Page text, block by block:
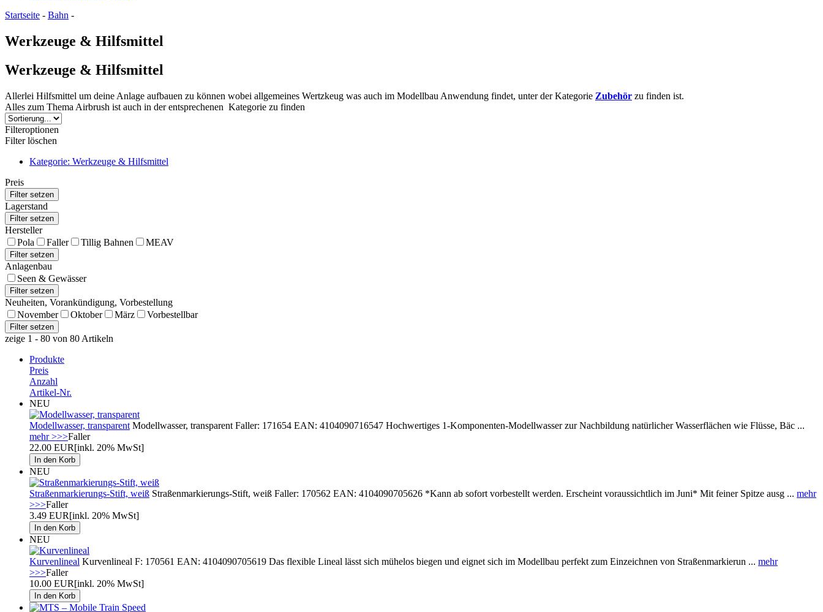
Startseite - Bahn -
Werkzeuge & Hilfsmittel
Werkzeuge & Hilfsmittel
Allerlei Hilfsmittel um deine Anlage aufbauen zu können wobei allgemeines Wertzkeug was auch im Modellbau Anwendung findet, unter der Kategorie Zubehör zu finden ist.
Alles zum Thema Airbrush ist auch in der entsprechenen Kategorie zu finden
Filteroptionen
Filter löschen
Kategorie: Werkzeuge & Hilfsmittel
Preis
Lagerstand
Hersteller
Pola
Faller Tillig Bahnen MEAV
Anlagenbau
Seen & Gewässer
Neuheiten, Vorankündigung, Vorbestellung
November
Oktober März Vorbestellbar
zeige 1 - 80 von 80 Artikeln
Produkte
Preis
Anzahl
Artikel-Nr.
NEU
Modellwasser, transparent Modellwasser, transparent Faller: 171654 EAN: 4104090716547 Hochwertiges 1-Komponenten-Modellwasser zur Nachbildung natürlicher Wasserflächen wie Flüsse, Bäc ...
mehr >>>Faller
22.00 EUR[inkl. 20% MwSt]
NEU
Straßenmarkierungs-Stift, weiß Straßenmarkierungs-Stift, weiß Faller: 170562 EAN: 4104090705626 *Kann ab sofort vorbestellt werden. Erscheint voraussichtlich im Juni* Mit feiner Spitze ausg ... mehr
>>>Faller
3.49 EUR[inkl. 20% MwSt]
NEU
Kurvenlineal Kurvenlineal F: 170561 EAN: 4104090705619 Das flexible Lineal lässt sich mühelos biegen und eignet sich im Modellbau perfekt zum Einzeichnen von Straßenmarkierun ... mehr
>>>Faller
10.00 EUR[inkl. 20% MwSt]